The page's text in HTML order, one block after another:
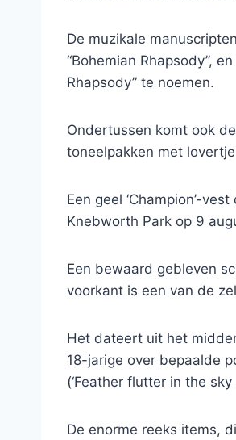
De muzikale
“Bohemian Rhapsody”,
Rhapsody” te noemen.
Ondertussen komt ook
toneelpakken met
Een geel ‘Champion’-
Knebworth Park op 9
Een bewaard gebleven
voorkant is een van de
Het dateert uit het
18-jarige over bepaalde
(‘Feather flutter in the sky
De enorme reeks items,